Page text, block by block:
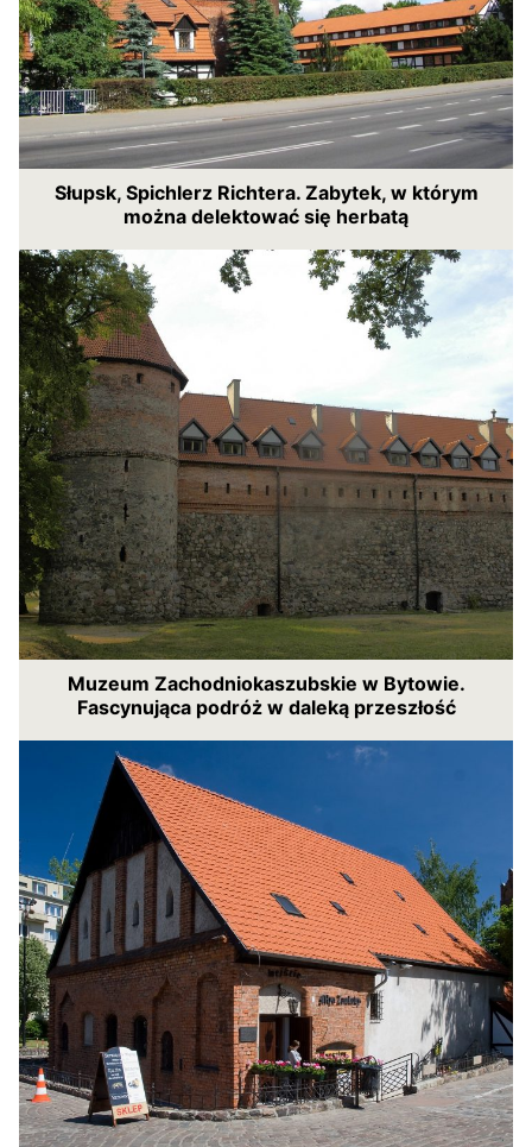
Słupsk, Spichlerz Richtera. Zabytek, w którym
można delektować się herbatą
Muzeum Zachodniokaszubskie w Bytowie.
Fascynująca podróż w daleką przeszłość